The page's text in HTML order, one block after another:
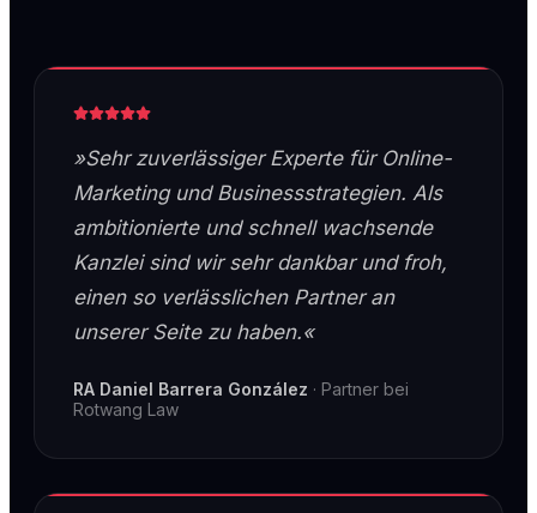
»Sehr zuverlässiger Experte für Online-
Marketing und Businessstrategien. Als
ambitionierte und schnell wachsende
Kanzlei sind wir sehr dankbar und froh,
einen so verlässlichen Partner an
unserer Seite zu haben.«
RA Daniel Barrera González · Partner bei
Rotwang Law